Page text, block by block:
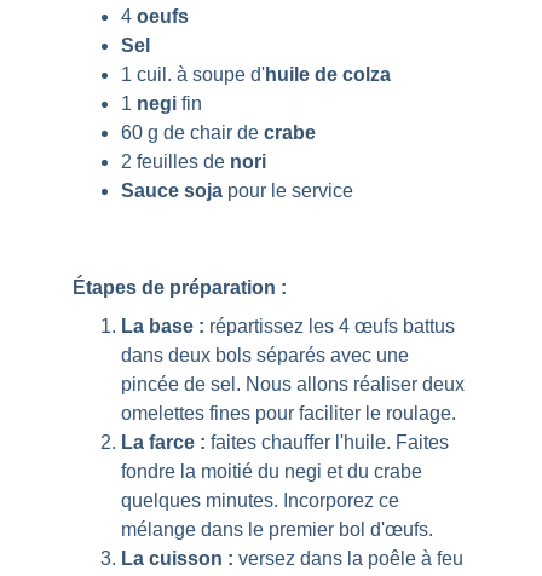
4 oeufs
Sel
1 cuil. à soupe d'huile de colza
1 negi fin
60 g de chair de crabe
2 feuilles de nori
Sauce soja pour le service
Étapes de préparation :
La base : répartissez les 4 œufs battus
dans deux bols séparés avec une
pincée de sel. Nous allons réaliser deux
omelettes fines pour faciliter le roulage.
La farce : faites chauffer l'huile. Faites
fondre la moitié du negi et du crabe
quelques minutes. Incorporez ce
mélange dans le premier bol d'œufs.
La cuisson : versez dans la poêle à feu